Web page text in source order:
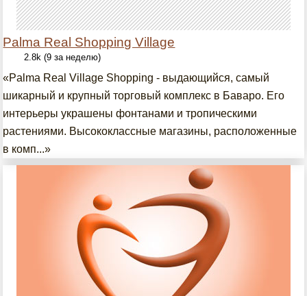
Palma Real Shopping Village
2.8k (9 за неделю)
«Palma Real Village Shopping - выдающийся, самый
шикарный и крупный торговый комплекс в Баваро. Его
интерьеры украшены фонтанами и тропическими
растениями. Высококлассные магазины, расположенные
в комп...»